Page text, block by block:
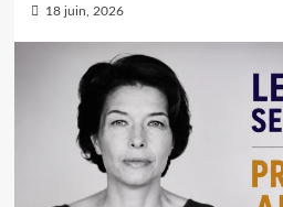
18 juin, 2026